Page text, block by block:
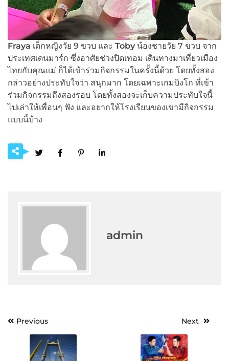
Fraya เด็กหญิงวัย 9 ขวบ และ Toby น้องชายวัย 7 ขวบ จาก
ประเทศเดนมาร์ก ซึ่งอาศัยช่วงปิดเทอม เดินทางมาเที่ยวเมือง
ไทยกับคุณแม่ ก็ได้เข้าร่วมกิจกรรมในครั้งนี้ด้วย โดยทั้งสอง
กล่าวอย่างประทับใจว่า สนุกมาก โดยเฉพาะเกมบิงโก ที่เข้า
ร่วมกิจกรรมถึงสองรอบ โดยทั้งสองจะเก็บความประทับใจนี้
ไปเล่าให้เพื่อนๆ ฟัง และอยากให้โรงเรียนของเขามีกิจกรรม
แบบนี้บ้าง
admin
PostPrevious Next